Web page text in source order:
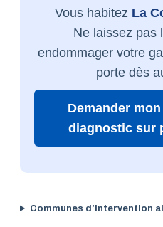
Vous habitez La
Ne laissez pas
endommager votre
porte dès
Demander
diagnostic sur
Communes d’intervention